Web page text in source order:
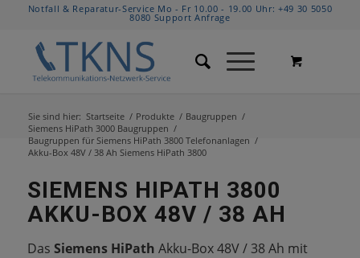
Notfall & Reparatur-Service Mo - Fr 10.00 - 19.00 Uhr:+49 30 5050
8080 Support Anfrage
Sie sind hier: Startseite / Produkte / Baugruppen /
Siemens HiPath 3000 Baugruppen /
Baugruppen für Siemens HiPath 3800 Telefonanlagen /
Akku-Box 48V / 38 Ah Siemens HiPath 3800
SIEMENS HIPATH 3800
AKKU-BOX 48V / 38 AH
Das Siemens HiPath Akku-Box 48V / 38 Ah mit